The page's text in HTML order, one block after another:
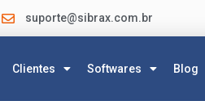
suporte@sibrax.com.br
Clientes Softwares Blog